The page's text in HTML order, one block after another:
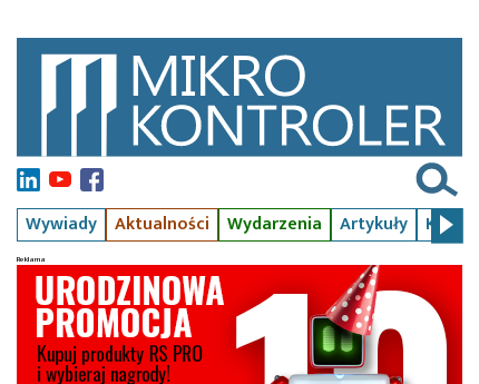
Wywiady Aktualności Wydarzenia Artykuły Kursy